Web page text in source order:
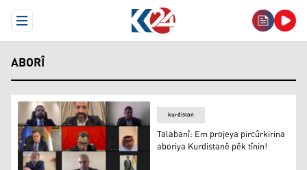
Open Menu
ABORÎ
kurdistan
Talabanî: Em projeya pircûrkirina
aboriya Kurdistanê pêk tînin!